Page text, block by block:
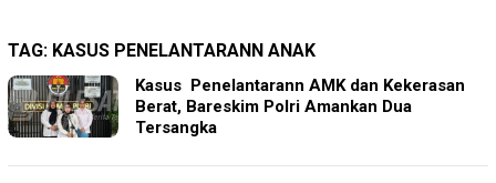
TAG: KASUS PENELANTARANN ANAK
Kasus Penelantarann AMK dan Kekerasan
Berat, Bareskim Polri Amankan Dua
Tersangka